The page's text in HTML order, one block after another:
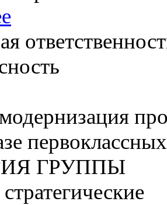
ГРУППЫ